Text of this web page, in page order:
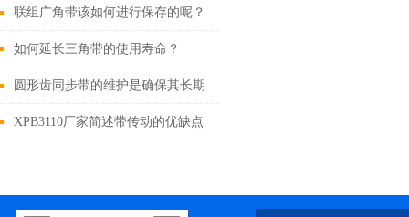
稳定性
联组广角带该如何进行保存的呢？
如何延长三角带的使用寿命？
圆形齿同步带的维护是确保其长期
运行的关键
XPB3110厂家简述带传动的优缺点